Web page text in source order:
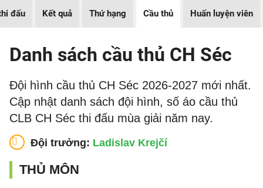
đấu Kết quả Thứ hạng Cầu thủ Huấn luyện viên
Danh sách cầu thủ CH Séc
Đội hình cầu thủ CH Séc 2026-2027 mới nhất.
Cập nhật danh sách đội hình, số áo cầu thủ
CLB CH Séc thi đấu mùa giải năm nay.
Đội trưởng: Ladislav Krejčí
THỦ MÔN